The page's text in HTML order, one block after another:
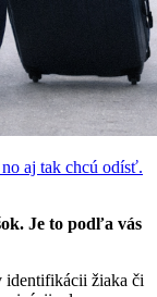
aj tak chcú odísť.
Je to podľa vás
identifikácii žiaka či